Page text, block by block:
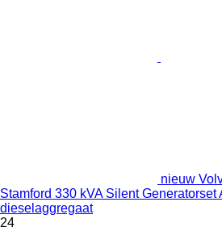
nieuw
Stamford 330 kVA Silent Generatorset
dieselaggregaat
24